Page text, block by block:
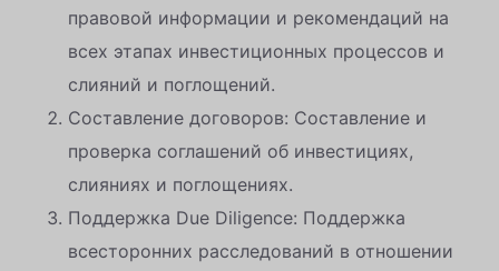
правовой информации и рекомендаций на
всех этапах инвестиционных процессов и
слияний и поглощений.
Составление договоров: Составление и
проверка соглашений об инвестициях,
слияниях и поглощениях.
Поддержка Due Diligence: Поддержка
всесторонних расследований в отношении